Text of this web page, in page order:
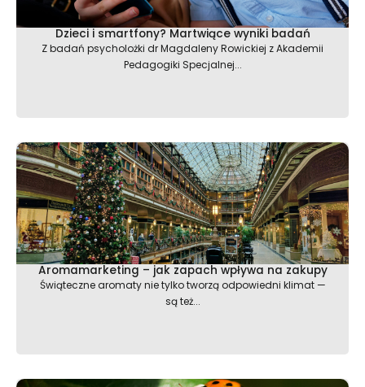
Dzieci i smartfony? Martwiące wyniki badań
Z badań psycholożki dr Magdaleny Rowickiej z Akademii
Pedagogiki Specjalnej...
Aromamarketing – jak zapach wpływa na zakupy
Świąteczne aromaty nie tylko tworzą odpowiedni klimat —
są też...